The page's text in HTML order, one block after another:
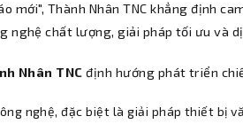
mới", Thành Nhân TNC khẳng định
nghệ chất lượng, giải pháp tối ưu và
Nhân TNC định hướng phát triển
nghệ, đặc biệt là giải pháp thiết bị